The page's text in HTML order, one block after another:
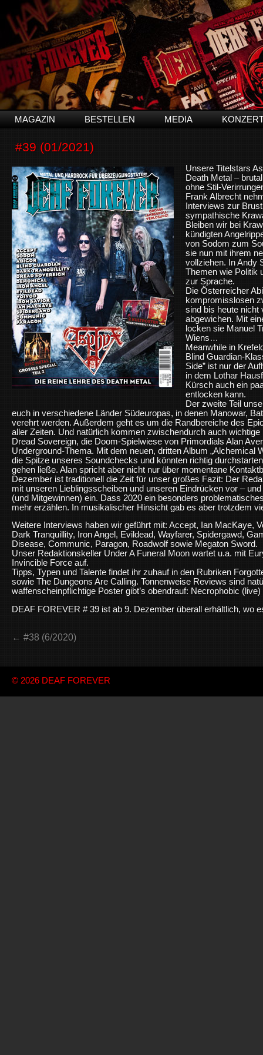
MAGAZIN BESTELLEN MEDIA
#39 (01/2021)
Unsere Titelstars
Death Metal –
ohne Stil-
Frank Albrecht
Interviews zur
sympathische
Bleiben wir bei
kündigten
von Sodom zum
sie nun mit ihrem
vollziehen. In Andy
Themen wie Politik
zur Sprache.
Die Österreicher
kompromisslosen
sind bis heute nicht
abgewichen. Mit
locken sie Manuel
Wiens…
Meanwhile in
Blind Guardian-
Side” ist nur der
in dem Lothar
Kürsch auch ein
entlocken kann.
Der zweite Teil
euch in verschiedene Länder Südeuropas, in denen Manowar,
verehrt werden. Außerdem geht es um die Randbereiche des
aller Zeiten. Und natürlich kommen zwischendurch auch
Dread Sovereign, die Doom-Spielwiese von Primordials Alan
Underground-Thema. Mit dem neuen, dritten Album „Alchemical
die Spitze unseres Soundchecks und könnten richtig
gehen ließe. Alan spricht aber nicht nur über momentane
Dezember ist traditionell die Zeit für unser großes Fazit: Der
mit unseren Lieblingsscheiben und unseren Eindrücken vor –
(und Mitgewinnen) ein. Dass 2020 ein besonders
mehr erzählen. In musikalischer Hinsicht gab es aber trotzdem
Weitere Interviews haben wir geführt mit: Accept, Ian MacKaye,
Dark Tranquillity, Iron Angel, Evildead, Wayfarer, Spidergawd,
Disease, Communic, Paragon, Roadwolf sowie Megaton Sword.
Unser Redaktionskeller Under A Funeral Moon wartet u.a. mit
Invincible Force auf.
Tipps, Typen und Talente findet ihr zuhauf in den Rubriken
sowie The Dungeons Are Calling. Tonnenweise Reviews sind
waffenscheinpflichtige Poster gibt’s obendrauf: Necrophobic
DEAF FOREVER # 39 ist ab 9. Dezember überall erhältlich, wo
← #38 (6/2020)
© 2026 DEAF FOREVER